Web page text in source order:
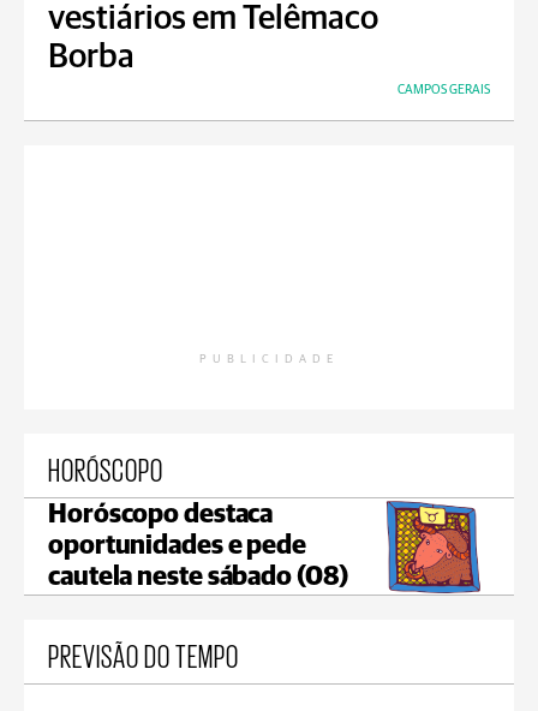
vestiários em Telêmaco
Borba
CAMPOS GERAIS
PUBLICIDADE
HORÓSCOPO
Horóscopo destaca
oportunidades e pede
cautela neste sábado (08)
PREVISÃO DO TEMPO